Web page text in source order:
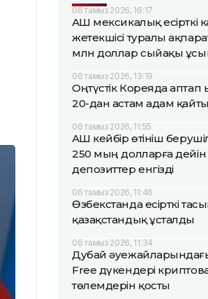
06 тамыз 2026, 16:17
АҚШ мексикалық есірткі
жетекшісі туралы
млн доллар сыйақы
06 тамыз 2026, 13:19
Оңтүстік Кореяда аптап
20-дан астам адам
06 тамыз 2026, 11:55
АҚШ кейбір өтініш
250 мың долларға
депозиттер енгізді
06 тамыз 2026, 11:46
Өзбекстанда есірткі
қазақстандық ұсталды
06 тамыз 2026, 11:34
Дубай
Free дүкендері
төлемдерін қосты